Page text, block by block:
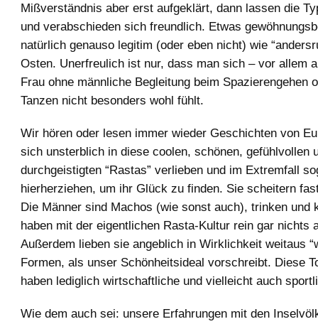
Mißverständnis aber erst aufgeklärt, dann lassen die
und verabschieden sich freundlich. Etwas
natürlich genauso legitim (oder eben nicht) wie
Osten. Unerfreulich ist nur, dass man sich – vor allem
Frau ohne männliche Begleitung beim Spazierengehen
Tanzen nicht besonders wohl fühlt.
Wir hören oder lesen immer wieder Geschichten von
sich unsterblich in diese coolen, schönen, gefühlvollen
durchgeistigten “Rastas” verlieben und im Extremfall
hierherziehen, um ihr Glück zu finden. Sie scheitern
Die Männer sind Machos (wie sonst auch), trinken und
haben mit der eigentlichen Rasta-Kultur rein gar nichts
Außerdem lieben sie angeblich in Wirklichkeit weitaus
Formen, als unser Schönheitsideal vorschreibt. Diese
haben lediglich wirtschaftliche und vielleicht auch
Wie dem auch sei: unsere Erfahrungen mit den